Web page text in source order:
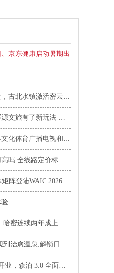
京东健康启动暑期出
五凉业态绘就云海盛景，古北水镇激活密云暑期文旅新动能
从登恒山到入江湖，浑源文旅有了新玩法 ——恒山笑傲江湖城打造华北武侠主题文旅新场景
比亚迪王朝携手富蕴县文化体育广播电视和旅游局共建阿勒泰地区闪充首站 “千里画廊闪充大道”正式揭幕
大同嘉年华旅行社费用高吗 全线路定价标准与价值拆解
博涛科技携双AI智能体矩阵登陆WAIC 2026，解码文旅科技新未来
验
丝路名城赴光影盛宴： 哈密连续两年成上海电影电视节官方合作伙伴
北陆深度游:从雪墙奇观到治愈温泉,解锁日本北陆的四季松弛之旅
桐庐开元森泊6月27日开业，森泊 3.0 全面升级，重塑度假愉悦感